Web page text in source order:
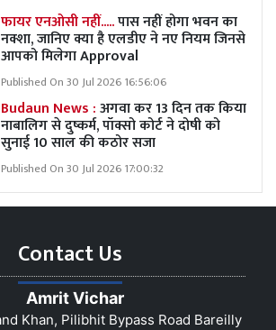
फायर एनओसी नहीं.....पास नहीं होगा भवन का
नक्शा, जानिए क्या है एलडीए ने नए नियम जिनसे
आपको मिलेगा Approval
Published On 30 Jul 2026 16:56:06
Budaun News :अगवा कर 13 दिन तक किया
नाबालिग से दुष्कर्म, पॉक्सो कोर्ट ने दोषी को
सुनाई 10 साल की कठोर सजा
Published On 30 Jul 2026 17:00:32
Contact Us
Amrit Vichar
Khan, Pilibhit Bypass Road Bareilly